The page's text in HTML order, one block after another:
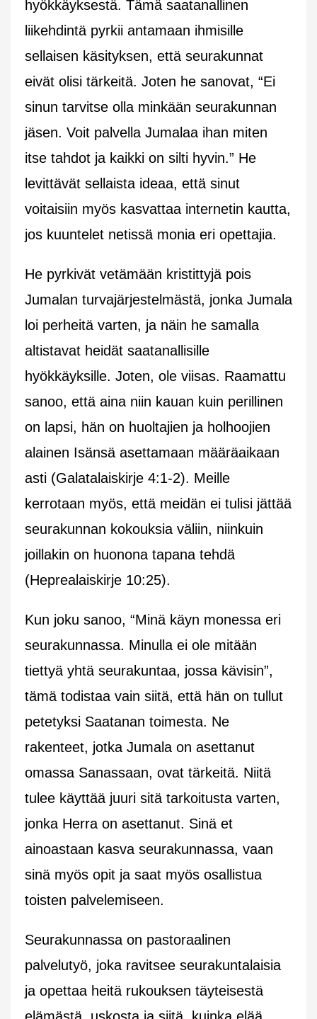
hyökkäyksestä. Tämä saatanallinen
liikehdintä pyrkii antamaan ihmisille
sellaisen käsityksen, että seurakunnat
eivät olisi tärkeitä. Joten he sanovat, “Ei
sinun tarvitse olla minkään seurakunnan
jäsen. Voit palvella Jumalaa ihan miten
itse tahdot ja kaikki on silti hyvin.” He
levittävät sellaista ideaa, että sinut
voitaisiin myös kasvattaa internetin kautta,
jos kuuntelet netissä monia eri opettajia.
He pyrkivät vetämään kristittyjä pois
Jumalan turvajärjestelmästä, jonka Jumala
loi perheitä varten, ja näin he samalla
altistavat heidät saatanallisille
hyökkäyksille. Joten, ole viisas. Raamattu
sanoo, että aina niin kauan kuin perillinen
on lapsi, hän on huoltajien ja holhoojien
alainen Isänsä asettamaan määräaikaan
asti (Galatalaiskirje 4:1-2). Meille
kerrotaan myös, että meidän ei tulisi jättää
seurakunnan kokouksia väliin, niinkuin
joillakin on huonona tapana tehdä
(Heprealaiskirje 10:25).
Kun joku sanoo, “Minä käyn monessa eri
seurakunnassa. Minulla ei ole mitään
tiettyä yhtä seurakuntaa, jossa kävisin”,
tämä todistaa vain siitä, että hän on tullut
petetyksi Saatanan toimesta. Ne
rakenteet, jotka Jumala on asettanut
omassa Sanassaan, ovat tärkeitä. Niitä
tulee käyttää juuri sitä tarkoitusta varten,
jonka Herra on asettanut. Sinä et
ainoastaan kasva seurakunnassa, vaan
sinä myös opit ja saat myös osallistua
toisten palvelemiseen.
Seurakunnassa on pastoraalinen
palvelutyö, joka ravitsee seurakuntalaisia
ja opettaa heitä rukouksen täyteisestä
elämästä, uskosta ja siitä, kuinka elää